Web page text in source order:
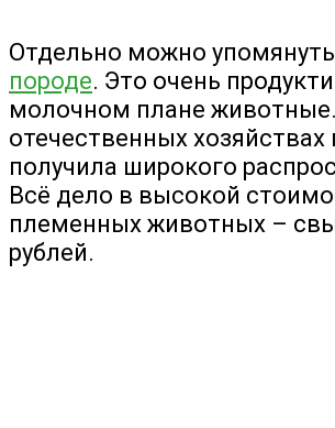
Отдельно можно
породе. Это очень
молочном плане
отечественных хозяйствах
получила широкого
Всё дело в высокой
племенных животных –
рублей.